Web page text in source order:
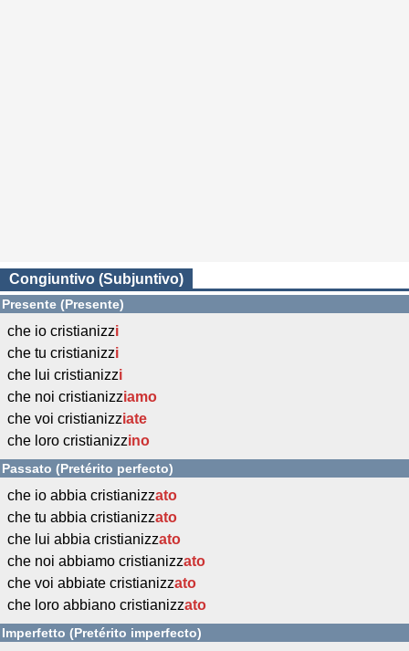
Congiuntivo (Subjuntivo)
Presente (Presente)
che io cristianizzi
che tu cristianizzi
che lui cristianizzi
che noi cristianizziamo
che voi cristianizziate
che loro cristianizzino
Passato (Pretérito perfecto)
che io abbia cristianizzato
che tu abbia cristianizzato
che lui abbia cristianizzato
che noi abbiamo cristianizzato
che voi abbiate cristianizzato
che loro abbiano cristianizzato
Imperfetto (Pretérito imperfecto)